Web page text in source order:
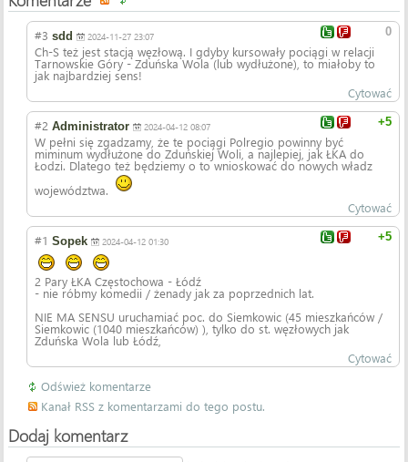
0
#3 sdd 2024-11-27 23:07
Ch-S też jest stacją węzłową. I gdyby kursowały pociągi w relacji
Tarnowskie Góry - Zduńska Wola (lub wydłużone), to miałoby to
jak najbardziej sens!
Cytować
+5
#2 Administrator 2024-04-12 08:07
W pełni się zgadzamy, że te pociągi Polregio powinny być
miminum wydłużone do Zduńskiej Woli, a najlepiej, jak ŁKA do
Łodzi. Dlatego też będziemy o to wnioskować do nowych władz
województwa.
Cytować
+5
#1 Sopek 2024-04-12 01:30
2 Pary ŁKA Częstochowa - Łódź
- nie róbmy komedii / żenady jak za poprzednich lat.
NIE MA SENSU uruchamiać poc. do Siemkowic (45 mieszkańców /
Siemkowic (1040 mieszkańców) ), tylko do st. węzłowych jak
Zduńska Wola lub Łódź,
Cytować
Odśwież komentarze
Kanał RSS z komentarzami do tego postu.
Dodaj komentarz